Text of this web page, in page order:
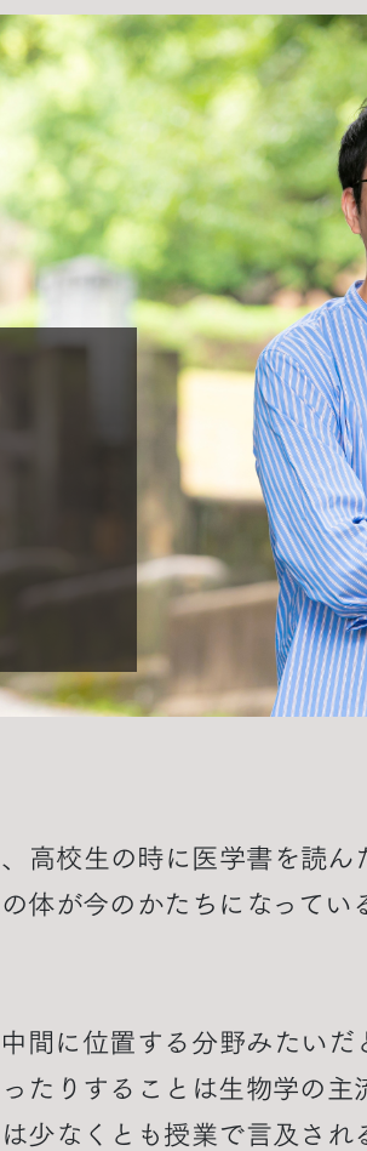
高校生の時に医学書を読
体が今のかたちになってい
間に位置する分野みたい
たりすることは生物学の
少なくとも授業で言及さ